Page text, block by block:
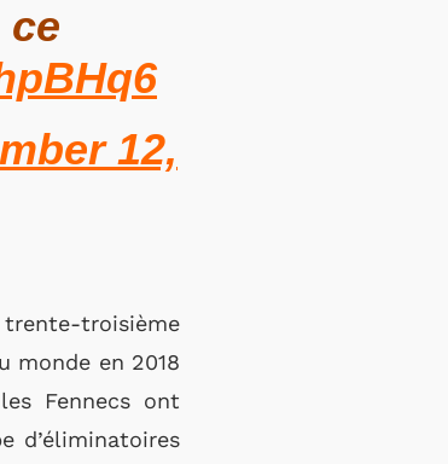
12,
troisième
monde en 2018
Fennecs ont
d’éliminatoires